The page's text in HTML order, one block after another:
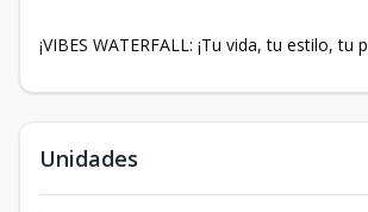
¡VIBES WATERFALL: ¡Tu vida, tu estilo, tu
Unidades